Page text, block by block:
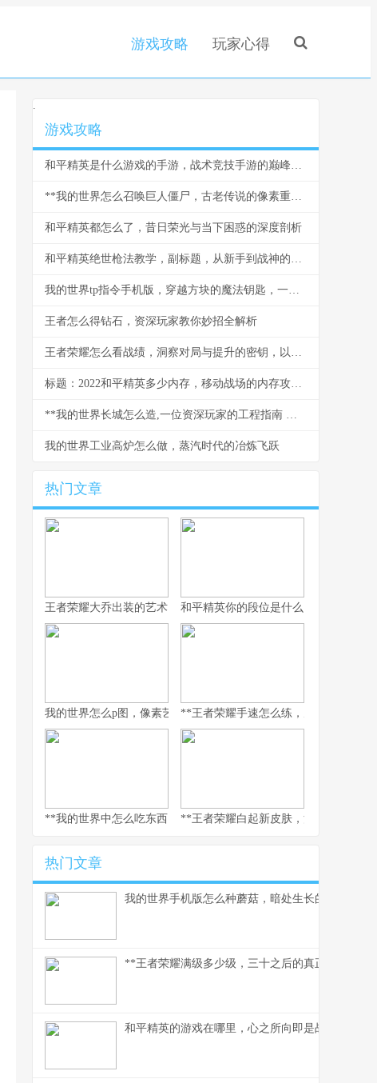
游戏攻略 玩家心得
.
游戏攻略
和平精英是什么游戏的手游，战术竞技手游的巅峰之作
**我的世界怎么召唤巨人僵尸，古老传说的像素重现**
和平精英都怎么了，昔日荣光与当下困惑的深度剖析
和平精英绝世枪法教学，副标题，从新手到战神的精准之道
我的世界tp指令手机版，穿越方块的魔法钥匙，一段关于空间与创造的奇幻之旅
王者怎么得钻石，资深玩家教你妙招全解析
王者荣耀怎么看战绩，洞察对局与提升的密钥，以数据为镜照见成长之路
标题：2022和平精英多少内存，移动战场的内存攻防战
**我的世界长城怎么造,一位资深玩家的工程指南 副标题,从规划到竣工的完整心得**
我的世界工业高炉怎么做，蒸汽时代的冶炼飞跃
热门文章
王者荣耀大乔出装的艺术，辅助之核的战术抉择
和平精英你的段位是什么：一段段位承
我的世界怎么p图，像素艺术与创意的交响**王者荣耀手速怎么练，从入门到精
**我的世界中怎么吃东西，生存与美味的核心法则，副标题，像素
**王者荣耀白起新皮肤，深渊咆哮的
热门文章
我的世界手机版怎么种蘑菇，暗处生长的美味与财
**王者荣耀满级多少级，三十之后的真正征途**
和平精英的游戏在哪里，心之所向即是战场，副标